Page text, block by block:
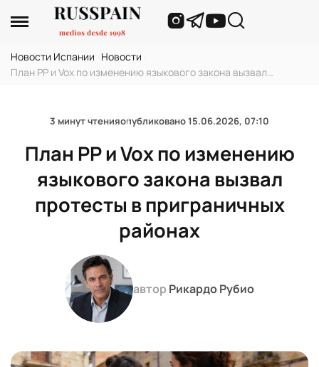
Новости Испании Новости
План PP и Vox по изменению языкового закона вызвал
3 минут чтенияопубликовано15.06.2026, 07:10
План PP и Vox по изменению
языкового закона вызвал
протесты в приграничных
районах
автор Рикардо Рубио